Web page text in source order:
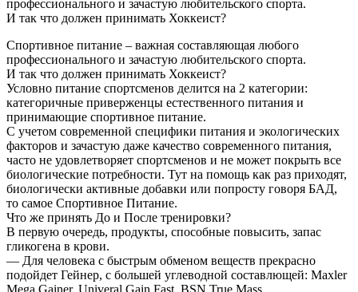
профессионального и зачастую любительского спорта.
И так что должен принимать Хоккеист?
Спортивное питание – важная составляющая любого
профессионального и зачастую любительского спорта.
И так что должен принимать Хоккеист?
Условно питание спортсменов делится на 2 категории:
категоричные приверженцы естественного питания и
принимающие спортивное питание.
С учетом современной специфики питания и экологических
факторов и зачастую даже качество современного питания,
часто не удовлетворяет спортсменов и не может покрыть все
биологические потребности. Тут на помощь как раз приходят,
биологически активные добавки или попросту говоря БАД,
то самое Спортивное Питание.
Что же принять До и После тренировки?
В первую очередь, продукты, способные повысить, запас
гликогена в крови.
— Для человека с быстрым обменом веществ прекрасно
подойдет Гейнер, с большей углеводной составлющей: Maxler
Mega Gainer, Univeral Gain Fast, BSN True Mass